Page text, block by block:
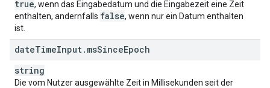
true, wenn das Eingabedatum und die Eingabezeit eine Zeit
enthalten, andernfalls false, wenn nur ein Datum enthalten
ist.
dateTimeInput. msSinceEpoch
string
Die vom Nutzer ausgewählte Zeit in Millisekunden seit der